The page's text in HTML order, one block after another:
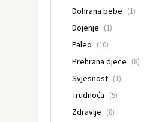
Dohrana bebe (1)
Dojenje (1)
Paleo (10)
Prehrana djece (8)
Svjesnost (1)
Trudnoća (5)
Zdravlje (8)